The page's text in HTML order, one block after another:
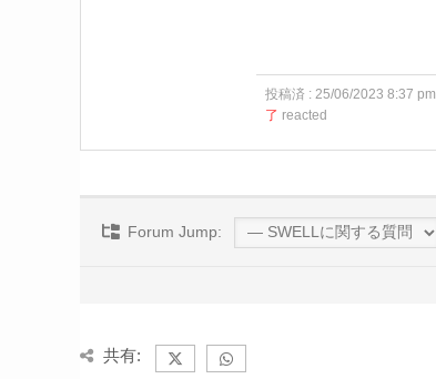
投稿済 : 25/06/2023 8:37 pm
了 reacted
Forum Jump:
共有: